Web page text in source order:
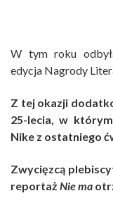
W tym roku
edycja Nagrody
Z tej okazji
25-lecia, w
Nike z ostatniego
Zwycięzcą
reportaż Nie ma